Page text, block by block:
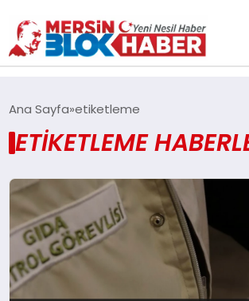
SAĞLIK
ASAYIŞ
EĞITIM
EKONOMI
Ana Sayfa etiketleme
ETIKETLEME